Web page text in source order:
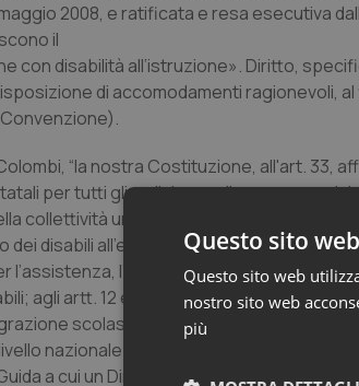
2008, e ratificata e resa esecutiva
il
con disabilità all’istruzione». Diritto,
di accomodamenti ragionevoli,
“la nostra Costituzione, all'art. 33,
per tutti gli ordini e gradi e ancora, nel
collettività un obbligo di solidarietà,
disabili all’educazione assegnando il
l’assistenza, l’integrazione sociale e i
agli artt. 12 e 13 garantisce loro
scolastica, fin dall’asilo nido.
nazionale già dal 2005 il Ministero
a cui un Dirigente Scolastico
Questo sito
Questo sito web
nostro sito web
più